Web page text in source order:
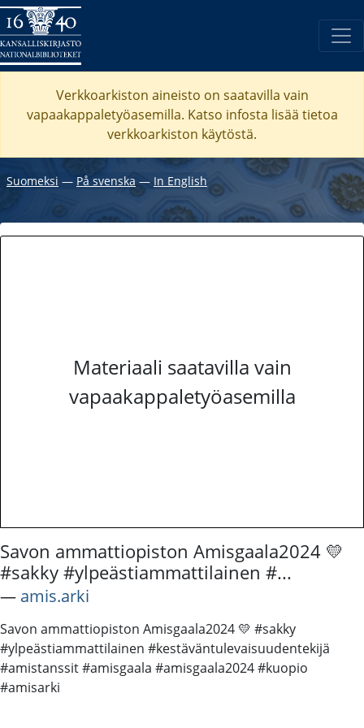
Verkkoarkiston aineisto on saatavilla vain
vapaakappaletyöasemilla. Katso infosta lisää tietoa
verkkoarkiston käytöstä.
Suomeksi ― På svenska ― In English
Materiaali saatavilla vain
vapaakappaletyöasemilla
Savon ammattiopiston Amisgaala2024 💛
#sakky #ylpeästiammattilainen #...
― amis.arki
Savon ammattiopiston Amisgaala2024 💛 #sakky
#ylpeästiammattilainen #kestäväntulevaisuudentekijä
#amistanssit #amisgaala #amisgaala2024 #kuopio
#amisarki